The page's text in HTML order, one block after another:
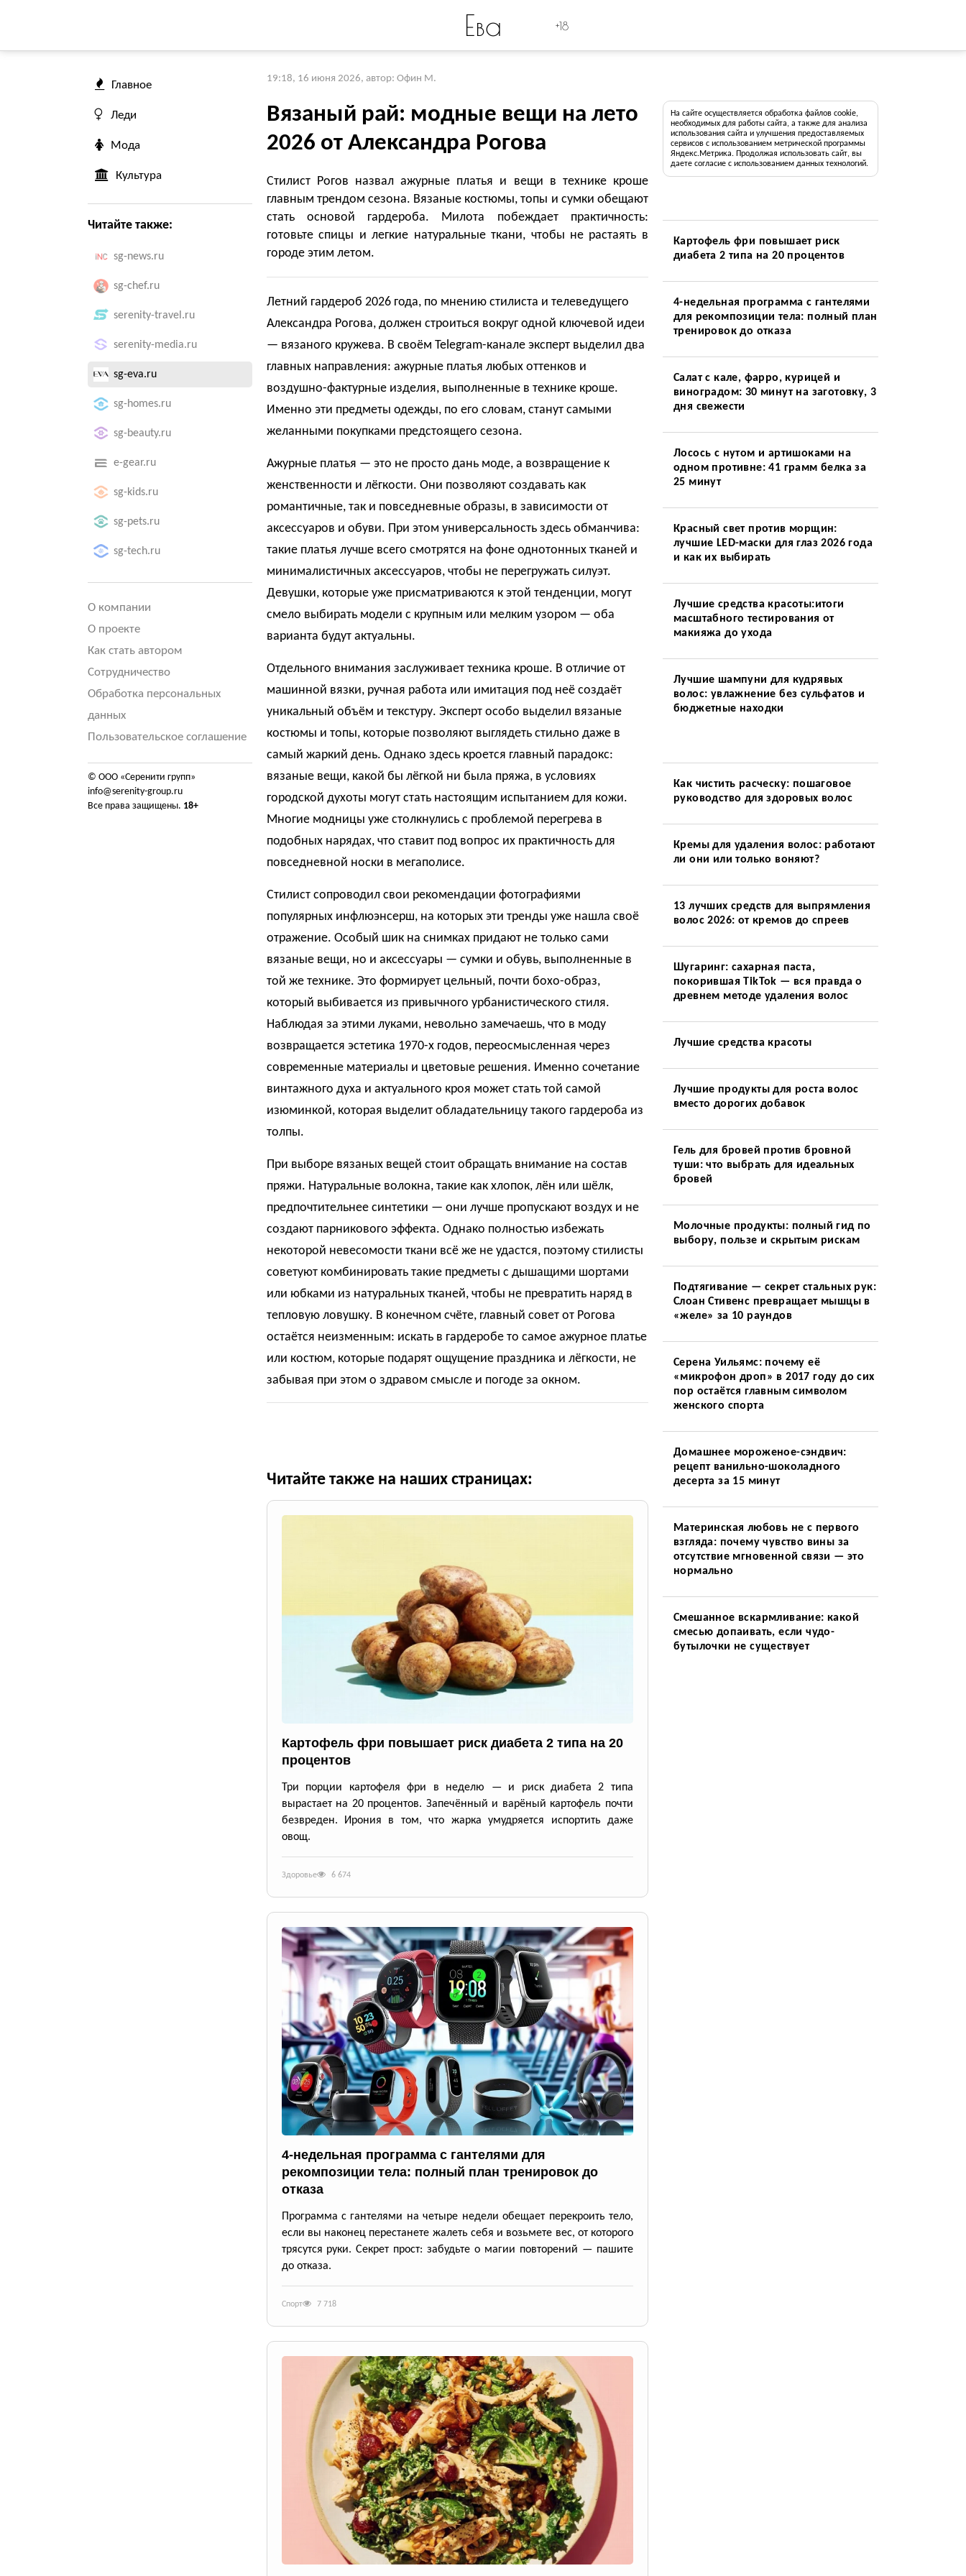
Ева +18
Главное
Леди
Мода
Культура
Читайте также:
sg-news.ru
sg-chef.ru
serenity-travel.ru
serenity-media.ru
sg-eva.ru
sg-homes.ru
sg-beauty.ru
e-gear.ru
sg-kids.ru
sg-pets.ru
sg-tech.ru
О компании
О проекте
Как стать автором
Сотрудничество
Обработка персональных
данных
Пользовательское соглашение
© ООО «Серенити групп»
info@serenity-group.ru
Все права защищены. 18+
19:18, 16 июня 2026, автор: Офин М.
Вязаный рай: модные вещи на лето
2026 от Александра Рогова
Стилист Рогов назвал ажурные платья и вещи в технике кроше
главным трендом сезона. Вязаные костюмы, топы и сумки обещают
стать основой гардероба. Милота побеждает практичность:
готовьте спицы и легкие натуральные ткани, чтобы не растаять в
городе этим летом.
Летний гардероб 2026 года, по мнению стилиста и телеведущего
Александра Рогова, должен строиться вокруг одной ключевой идеи
— вязаного кружева. В своём Telegram-канале эксперт выделил два
главных направления: ажурные платья любых оттенков и
воздушно-фактурные изделия, выполненные в технике кроше.
Именно эти предметы одежды, по его словам, станут самыми
желанными покупками предстоящего сезона.
Ажурные платья — это не просто дань моде, а возвращение к
женственности и лёгкости. Они позволяют создавать как
романтичные, так и повседневные образы, в зависимости от
аксессуаров и обуви. При этом универсальность здесь обманчива:
такие платья лучше всего смотрятся на фоне однотонных тканей и
минималистичных аксессуаров, чтобы не перегружать силуэт.
Девушки, которые уже присматриваются к этой тенденции, могут
смело выбирать модели с крупным или мелким узором — оба
варианта будут актуальны.
Отдельного внимания заслуживает техника кроше. В отличие от
машинной вязки, ручная работа или имитация под неё создаёт
уникальный объём и текстуру. Эксперт особо выделил вязаные
костюмы и топы, которые позволяют выглядеть стильно даже в
самый жаркий день. Однако здесь кроется главный парадокс:
вязаные вещи, какой бы лёгкой ни была пряжа, в условиях
городской духоты могут стать настоящим испытанием для кожи.
Многие модницы уже столкнулись с проблемой перегрева в
подобных нарядах, что ставит под вопрос их практичность для
повседневной носки в мегаполисе.
Стилист сопроводил свои рекомендации фотографиями
популярных инфлюэнсерш, на которых эти тренды уже нашла своё
отражение. Особый шик на снимках придают не только сами
вязаные вещи, но и аксессуары — сумки и обувь, выполненные в
той же технике. Это формирует цельный, почти бохо-образ,
который выбивается из привычного урбанистического стиля.
Наблюдая за этими луками, невольно замечаешь, что в моду
возвращается эстетика 1970-х годов, переосмысленная через
современные материалы и цветовые решения. Именно сочетание
винтажного духа и актуального кроя может стать той самой
изюминкой, которая выделит обладательницу такого гардероба из
толпы.
При выборе вязаных вещей стоит обращать внимание на состав
пряжи. Натуральные волокна, такие как хлопок, лён или шёлк,
предпочтительнее синтетики — они лучше пропускают воздух и не
создают парникового эффекта. Однако полностью избежать
некоторой невесомости ткани всё же не удастся, поэтому стилисты
советуют комбинировать такие предметы с дышащими шортами
или юбками из натуральных тканей, чтобы не превратить наряд в
тепловую ловушку. В конечном счёте, главный совет от Рогова
остаётся неизменным: искать в гардеробе то самое ажурное платье
или костюм, которые подарят ощущение праздника и лёгкости, не
забывая при этом о здравом смысле и погоде за окном.
Читайте также на наших страницах:
Картофель фри повышает риск диабета 2 типа на 20
процентов
Три порции картофеля фри в неделю — и риск диабета 2 типа
вырастает на 20 процентов. Запечённый и варёный картофель почти
безвреден. Ирония в том, что жарка умудряется испортить даже
овощ.
Здоровье 6 674
4-недельная программа с гантелями для
рекомпозиции тела: полный план тренировок до
отказа
Программа с гантелями на четыре недели обещает перекроить тело,
если вы наконец перестанете жалеть себя и возьмете вес, от которого
трясутся руки. Секрет прост: забудьте о магии повторений — пашите
до отказа.
Спорт 7 718
На сайте осуществляется обработка файлов cookie,
необходимых для работы сайта, а также для анализа
использования сайта и улучшения предоставляемых
сервисов с использованием метрической программы
Яндекс.Метрика. Продолжая использовать сайт, вы
даете согласие с использованием данных технологий.
Картофель фри повышает риск
диабета 2 типа на 20 процентов
4-недельная программа с гантелями
для рекомпозиции тела: полный план
тренировок до отказа
Салат с кале, фарро, курицей и
виноградом: 30 минут на заготовку, 3
дня свежести
Лосось с нутом и артишоками на
одном противне: 41 грамм белка за
25 минут
Красный свет против морщин:
лучшие LED-маски для глаз 2026 года
и как их выбирать
Лучшие средства красоты:итоги
масштабного тестирования от
макияжа до ухода
Лучшие шампуни для кудрявых
волос: увлажнение без сульфатов и
бюджетные находки
Как чистить расческу: пошаговое
руководство для здоровых волос
Кремы для удаления волос: работают
ли они или только воняют?
13 лучших средств для выпрямления
волос 2026: от кремов до спреев
Шугаринг: сахарная паста,
покорившая TikTok — вся правда о
древнем методе удаления волос
Лучшие средства красоты
Лучшие продукты для роста волос
вместо дорогих добавок
Гель для бровей против бровной
туши: что выбрать для идеальных
бровей
Молочные продукты: полный гид по
выбору, пользе и скрытым рискам
Подтягивание — секрет стальных рук:
Слоан Стивенс превращает мышцы в
«желе» за 10 раундов
Серена Уильямс: почему её
«микрофон дроп» в 2017 году до сих
пор остаётся главным символом
женского спорта
Домашнее мороженое-сэндвич:
рецепт ванильно-шоколадного
десерта за 15 минут
Материнская любовь не с первого
взгляда: почему чувство вины за
отсутствие мгновенной связи — это
нормально
Смешанное вскармливание: какой
смесью допаивать, если чудо-
бутылочки не существует